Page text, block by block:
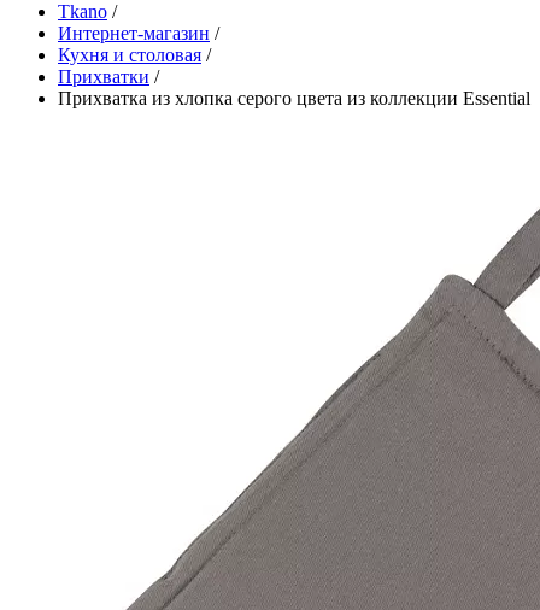
Tkano /
Интернет-магазин /
Кухня и столовая /
Прихватки /
Прихватка из хлопка серого цвета из коллекции Essential